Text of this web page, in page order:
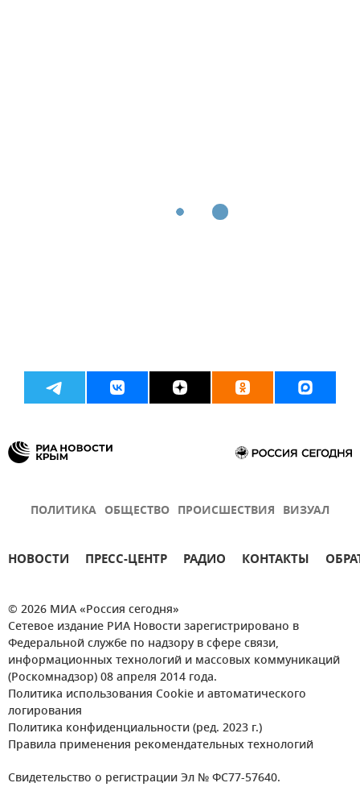
ПОЛИТИКА ОБЩЕСТВО ПРОИСШЕСТВИЯ ВИЗУАЛ
НОВОСТИ ПРЕСС-ЦЕНТР РАДИО КОНТАКТЫ
© 2026 МИА «Россия сегодня»
Сетевое издание РИА Новости зарегистрировано в
Федеральной службе по надзору в сфере связи,
информационных технологий и массовых коммуникаций
(Роскомнадзор) 08 апреля 2014 года.
Политика использования Cookie и автоматического
логирования
Политика конфиденциальности (ред. 2023 г.)
Правила применения рекомендательных технологий
Свидетельство о регистрации Эл № ФС77-57640.